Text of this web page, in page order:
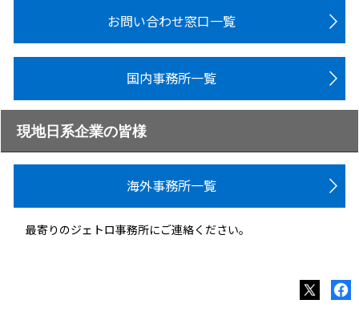
お問い合わせ窓口一覧
国内事務所一覧
現地日系企業の皆様
海外事務所一覧
最寄りのジェトロ事務所にご連絡ください。